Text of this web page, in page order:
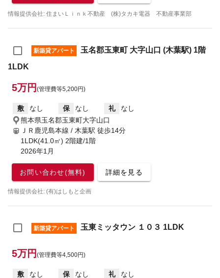
情報提供会社: 住まいＬｉｎｋ不動産 (株)タカキ電器 不動産事業部
新築貸アパート
玉名郡玉東町 大字山口 (木葉駅) 1階
1LDK
5万円 (管理費等5,200円)
敷 なし 保 なし 礼
なし
熊本県玉名郡玉東町大字山口
ＪＲ鹿児島本線 / 木葉駅 徒歩14分
1LDK(41.0㎡) 2階建/1階
2026年1月
お問い合わせ(無料) 詳細を見る
情報提供会社: (有)はしもと企画
新築貸アパート 玉東ミッタウン １０３ 1LDK
5万円 (管理費等4,500円)
敷 なし 保 なし 礼 なし